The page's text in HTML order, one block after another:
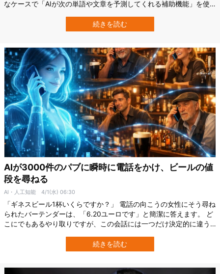
なケースで「AIが次の単語や文章を予測してくれる補助機能」を使
University）の研究チームは、AIによる文章補完機能が、社会的な争
点に対するユーザーの意見や態度を、気づかれにくい形で変える可
続きを読む
AIが3000件のパブに瞬時に電話をかけ、ビールの値
段を尋ねる
AI・人工知能 4/1(水) 06:30
「ギネスビール1杯いくらですか？」 電話の向こうの女性にそう尋ね
られたバーテンダーは、「6.20ユーロです」と簡潔に答えます。 ど
こにでもあるやり取りですが、この会話には一つだけ決定的に違う
AI音声エージェント「レイチェル」が実際にパブへかけた電話の一
場面です。 2026年のある週末、なんとAIがアイルランド全土のパブ
続きを読む